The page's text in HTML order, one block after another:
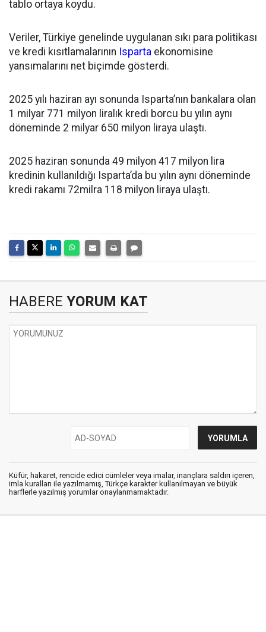
tablo ortaya koydu.
Veriler, Türkiye genelinde uygulanan sıkı para politikası
ve kredi kısıtlamalarının Isparta ekonomisine
yansımalarını net biçimde gösterdi.
2025 yılı haziran ayı sonunda Isparta’nın bankalara olan
1 milyar 771 milyon liralık kredi borcu bu yılın aynı
döneminde 2 milyar 650 milyon liraya ulaştı.
2025 haziran sonunda 49 milyon 417 milyon lira
kredinin kullanıldığı Isparta’da bu yılın aynı döneminde
kredi rakamı 72milra 118 milyon liraya ulaştı.
HABERE YORUM KAT
Küfür, hakaret, rencide edici cümleler veya imalar, inançlara saldırı içeren,
imla kuralları ile yazılmamış, Türkçe karakter kullanılmayan ve büyük
harflerle yazılmış yorumlar onaylanmamaktadır.